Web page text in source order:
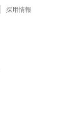
採用情報